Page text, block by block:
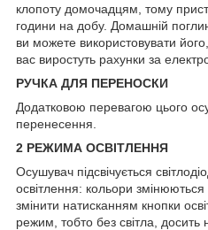
клопоту домочадцям, тому
години на добу. Домашній
ви можете використовувати
вас виростуть рахунки за
РУЧКА ДЛЯ ПЕРЕНОСКИ
Додатковою перевагою цього
перенесення.
2 РЕЖИМА ОСВІТЛЕННЯ
Осушувач підсвічується
освітлення: кольори
змінити натисканням кнопки
режим, тобто без світла, досить